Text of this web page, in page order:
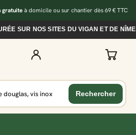
gratuite à domicile ou sur chantier dès 69 € TTC
NOS SITES DU VIGAN ET DE NÎMES